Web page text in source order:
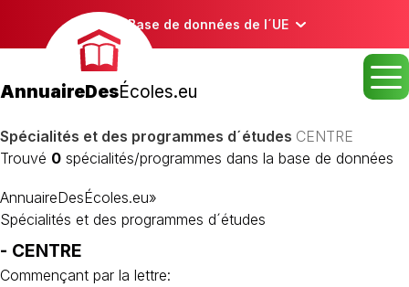
Base de données de l´UE
AnnuaireDesÉcoles.eu
Spécialités et des programmes d´études CENTRE
Trouvé 0 spécialités/programmes dans la base de données
AnnuaireDesÉcoles.eu»
Spécialités et des programmes d´études
- CENTRE
Commençant par la lettre: